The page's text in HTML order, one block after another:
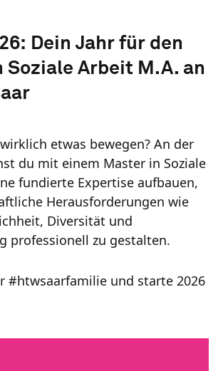
Dein Jahr für den
Soziale Arbeit M.A. an
etwas bewegen? An der
du mit einem Master in Soziale
fundierte Expertise aufbauen,
Herausforderungen wie
Diversität und
professionell zu gestalten.
#htwsaarfamilie und starte 2026